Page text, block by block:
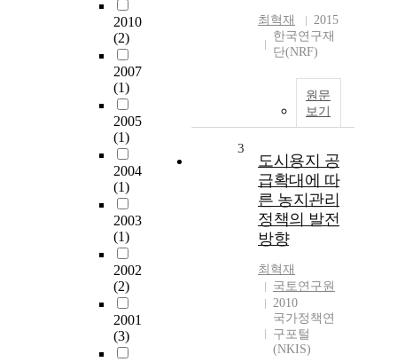
2010
(2)
2007
(1)
2005
(1)
2004
(1)
2003
(1)
2002
(2)
2001
(3)
최혁재
2015
한국연구재
단(NRF)
원문
보기
3
도시용지 공
급확대에 따
른 농지관리
정책의 발전
방향
최혁재
국토연구원
2010
국가정책연
구포털
(NKIS)